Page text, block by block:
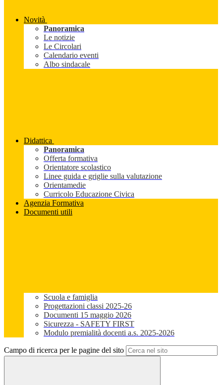
Novità
Panoramica
Le notizie
Le Circolari
Calendario eventi
Albo sindacale
Didattica
Panoramica
Offerta formativa
Orientatore scolastico
Linee guida e griglie sulla valutazione
Orientamedie
Curricolo Educazione Civica
Agenzia Formativa
Documenti utili
Scuola e famiglia
Progettazioni classi 2025-26
Documenti 15 maggio 2026
Sicurezza - SAFETY FIRST
Modulo premialità docenti a.s. 2025-2026
Campo di ricerca per le pagine del sito